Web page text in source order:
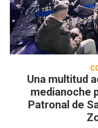
Una multitud
medianoche
Patronal de